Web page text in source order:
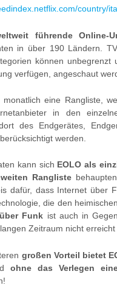
country/
führende Online-
in über 190 Ländern.
können
verfügen, angeschaut
monatlich eine Rangliste,
in den
des Endgerätes,
werden.
kann sich EOLO als
Rangliste
dafür, dass Internet über
die den
Funk ist auch in
Zeitraum nicht
großen Vorteil bietet
ohne das Verlegen